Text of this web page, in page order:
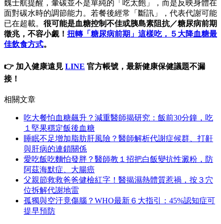
魏士航提醒，暈碳並不是單純的「吃太飽」，而是反映身體在
面對碳水時的調節能力。若餐後經常「斷訊」，代表代謝可能
已在超載。 很可能是血糖控制不佳或胰島素阻抗／糖尿病前期
徵兆，不容小覷！ 扭轉「糖尿病前期」這樣吃，５大降血糖最
佳飲食方式。
👉 加入健康遠見 LINE 官方帳號，最新健康保健議題不漏
接！
相關文章
吃大餐怕血糖飆升？減重醫師揭研究：飯前30分鐘，吃
１堅果穩定飯後血糖
睡眠不足增加脂肪肝風險？醫師解析代謝症候群、打鼾
與肝病的連鎖關係
愛吃飯吃麵怕發胖？醫師教１招把白飯變抗性澱粉，防
阿茲海默症、大腸癌
父親節救救爸爸健檢紅字！醫揭濕熱體質惹禍，按３穴
位拆解代謝地雷
孤獨與空汙竟傷腦？WHO最新６大指引：45%認知症可
提早預防